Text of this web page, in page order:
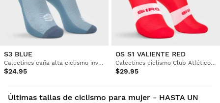
S3 BLUE
Calcetines caña alta ciclismo invierno
$24.95
OS S1 VALIENTE RED
Calcetines ciclismo Club Atlético Osasuna x Siroko
$29.95
Últimas tallas de ciclismo para mujer - HASTA UN